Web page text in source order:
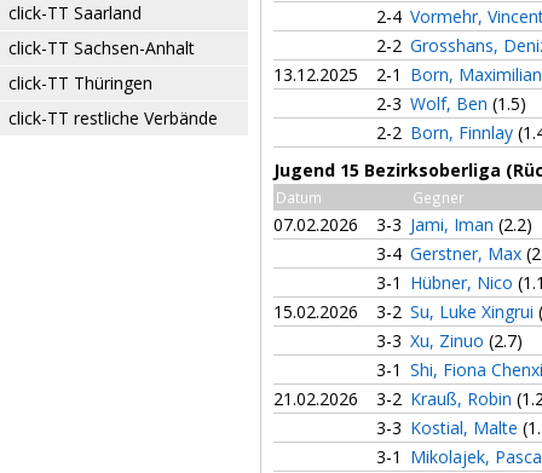
click-TT Saarland
click-TT Sachsen-Anhalt
click-TT Thüringen
click-TT restliche Verbände
2-4 Vormehr,
2-2 Grosshans,
13.12.2025
2-1 Born,
2-3 Wolf, Ben (1.5)
2-2 Born, Finnlay
Jugend 15 Bezirksoberliga
Datum Gegner
07.02.2026 3-3 Jami, Iman (2.2)
3-4 Gerstner, Max
3-1 Hübner, Nico
15.02.2026
3-2 Su, Luke Xingrui
3-3 Xu, Zinuo (2.7)
3-1 Shi, Fiona
21.02.2026
3-2 Krauß, Robin
3-3 Kostial, Malte
3-1 Mikolajek,